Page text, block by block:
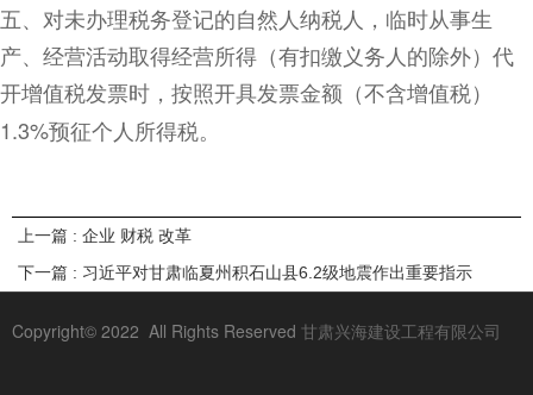
五、对未办理税务登记的自然人纳税人，临时从事生
产、经营活动取得经营所得（有扣缴义务人的除外）代
开增值税发票时，按照开具发票金额（不含增值税）
1.3%预征个人所得税。
上一篇 : 企业 财税 改革
下一篇 : 习近平对甘肃临夏州积石山县6.2级地震作出重要指示
Copyright© 2022 All Rights Reserved 甘肃兴海建设工程有限公司